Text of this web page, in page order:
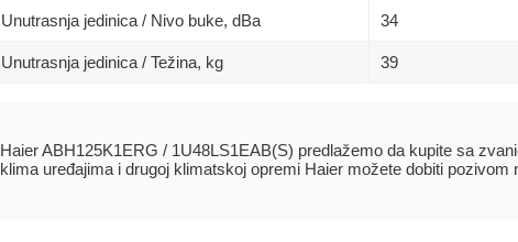
Unutrasnja jedinica / Nivo buke, dBa 34
Unutrasnja jedinica / Težina, kg 39
Haier ABH125K1ERG / 1U48LS1EAB(S) predlažemo da kupite sa
klima uređajima i drugoj klimatskoj opremi Haier možete dobiti pozivom